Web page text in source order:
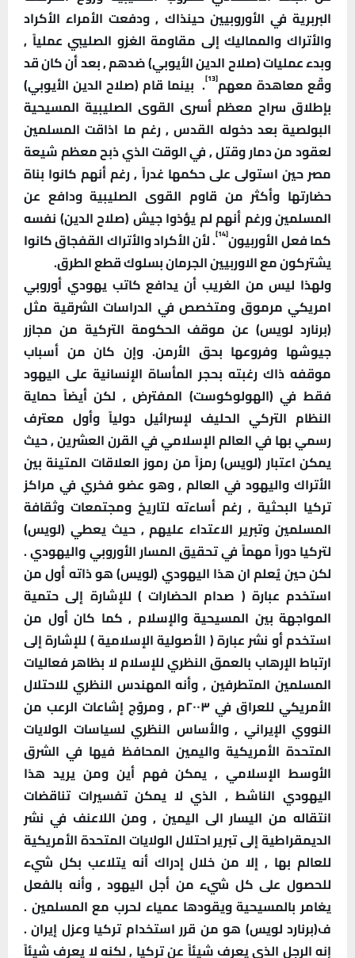
البربرية في الأوروبيين حينذاك , ودفعت الأمراء الأكراد
والأتراك والمماليك إلى مقاومة الغزو الصليبي عملياً ,
وبدء عمليات (صلاح الدين الأيوبي) ضدهم , بعد أن كان قد
وقّع معاهدة معهم[13]
. بينما قام (صلاح الدين الأيوبي)
بإطلاق سراح معظم أسرى القوى الصليبية المسيحية
البولصية بعد دخوله القدس , رغم ما اذاقت المسلمين
لعقود من دمار وقتل , في الوقت الذي ذبح معظم شيعة
مصر حين استولى على حكمها غدراً , رغم أنهم كانوا بناة
حضارتها وأكثر من قاوم القوى الصليبية ودافع عن
المسلمين ورغم أنهم لم يؤذوا جيش (صلاح الدين) نفسه
كما فعل الأوربيون[14]
. لأن الأكراد والأتراك القفجاق كانوا
يشتركون مع الاوربيين الجرمان بسلوك قطع الطرق.
ولهذا ليس من الغريب أن يدافع كاتب يهودي أوروبي
امريكي مرموق ومتخصص في الدراسات الشرقية مثل
(برنارد لويس) عن موقف الحكومة التركية من مجازر
جيوشها وفروعها بحق الأرمن. وإن كان من أسباب
موقفه ذاك رغبته بحجر المأساة الإنسانية على اليهود
فقط في (الهولوكوست) المفترض , لكن أيضاً حماية
النظام التركي الحليف لإسرائيل دولياً وأول معترف
رسمي بها في العالم الإسلامي في القرن العشرين , حيث
يمكن اعتبار (لويس) رمزاً من رموز العلاقات المتينة بين
الأتراك واليهود في العالم , وهو عضو فخري في مراكز
تركيا البحثية , رغم أساءته لتاريخ ومجتمعات وثقافة
المسلمين وتبرير الاعتداء عليهم , حيث يعطي (لويس)
لتركيا دوراً مهماً في تحقيق المسار الأوروبي واليهودي .
لكن حين يُعلم ان هذا اليهودي (لويس) هو ذاته أول من
استخدم عبارة ( صدام الحضارات ) للإشارة إلى حتمية
المواجهة بين المسيحية والإسلام , كما كان أول من
استخدم أو نشر عبارة ( الأصولية الإسلامية ) للإشارة إلى
ارتباط الإرهاب بالعمق النظري للإسلام لا بظاهر فعاليات
المسلمين المتطرفين , وأنه المهندس النظري للاحتلال
الأمريكي للعراق في ٢٠٠٣م , ومروّج إشاعات الرعب من
النووي الإيراني , والأساس النظري لسياسات الولايات
المتحدة الأمريكية واليمين المحافظ فيها في الشرق
الأوسط الإسلامي , يمكن فهم أين ومن يريد هذا
اليهودي الناشط , الذي لا يمكن تفسيرات تناقضات
انتقاله من اليسار الى اليمين , ومن اللاعنف في نشر
الديمقراطية إلى تبرير احتلال الولايات المتحدة الأمريكية
للعالم بها , إلا من خلال إدراك أنه يتلاعب بكل شيء
للحصول على كل شيء من أجل اليهود , وأنه بالفعل
يغامر بالمسيحية ويقودها عمياء لحرب مع المسلمين .
ف(برنارد لويس) هو من قرر استخدام تركيا وعزل إيران .
إنه الرجل الذي يعرف شيئاً عن تركيا , لكنه لا يعرف شيئاً